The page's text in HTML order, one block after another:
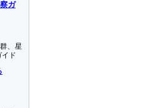
ガ
、星
ド